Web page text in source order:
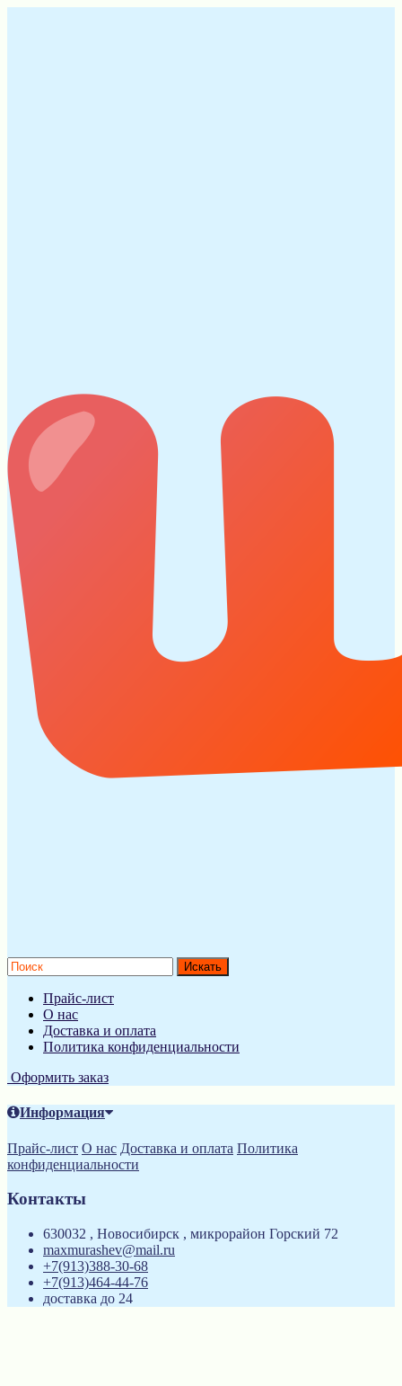
Прайс-лист
О нас
Доставка и оплата
Политика конфиденциальности
Оформить заказ
Информация
Прайс-лист О нас Доставка и оплата Политика
конфиденциальности
Контакты
630032 , Новосибирск , микрорайон Горский 72
maxmurashev@mail.ru
+7(913)388-30-68
+7(913)464-44-76
доставка до 24